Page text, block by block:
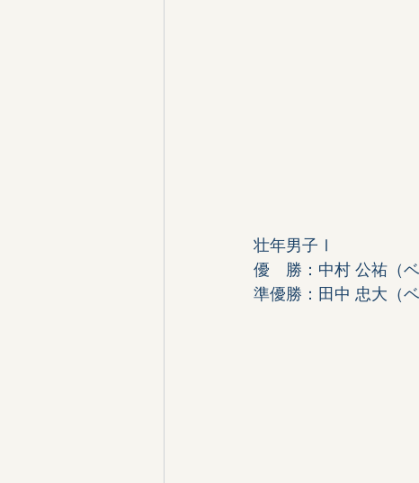
壮年男子Ⅰ
優　勝：中村 公祐（ベ
準優勝：田中 忠大（ベ